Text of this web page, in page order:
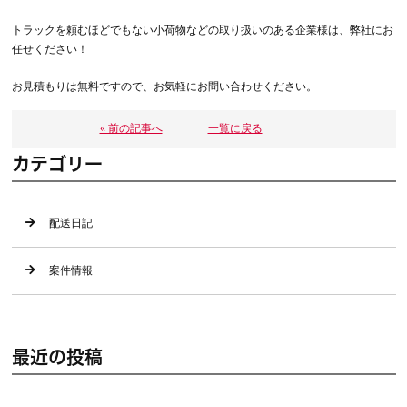
トラックを頼むほどでもない小荷物などの取り扱いのある企業様は、弊社にお
任せください！
お見積もりは無料ですので、お気軽にお問い合わせください。
« 前の記事へ 一覧に戻る
カテゴリー
配送日記
案件情報
最近の投稿